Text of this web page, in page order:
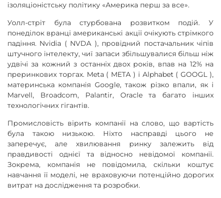
ізоляціоністську політику «Америка перш за все».
Уолл-стріт була стурбована розвитком подій. У
понеділок вранці американські акції очікують стрімкого
падіння. Nvidia ( NVDA ), провідний постачальник чіпів
штучного інтелекту, чиї запаси збільшувалися більш ніж
удвічі за кожний з останніх двох років, впав на 12% на
преринкових торгах. Meta ( META ) і Alphabet ( GOOGL ),
материнська компанія Google, також різко впали, як і
Marvell, Broadcom, Palantir, Oracle та багато інших
технологічних гігантів.
Промисловість вірить компанії на слово, що вартість
була такою низькою. Ніхто насправді цього не
заперечує, але хвилювання ринку залежить від
правдивості однієї та відносно невідомої компанії.
Зокрема, компанія не повідомила, скільки коштує
навчання її моделі, не враховуючи потенційно дорогих
витрат на дослідження та розробки.